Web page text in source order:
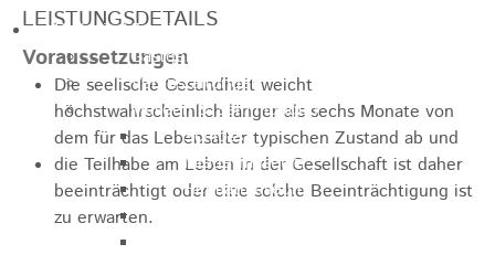
Freizeit / Tourismus
Gastgeber
Veranstaltungen
Museen & Sammlungen
Schloss
Miedermuseum
Heimatmuseum
LEISTUNGSDETAILS
Voraussetzungen
Die seelische Gesundheit weicht
höchstwahrscheinlich länger als sechs Monate von
dem für das Lebensalter typischen Zustand ab und
die Teilhabe am Leben in der Gesellschaft ist daher
beeinträchtigt oder eine solche Beeinträchtigung ist
zu erwarten.